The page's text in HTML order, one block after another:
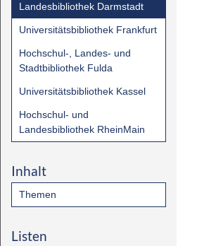
Landesbibliothek Darmstadt
Universitätsbibliothek Frankfurt
Hochschul-, Landes- und
Stadtbibliothek Fulda
Universitätsbibliothek Kassel
Hochschul- und
Landesbibliothek RheinMain
Inhalt
Themen
Listen